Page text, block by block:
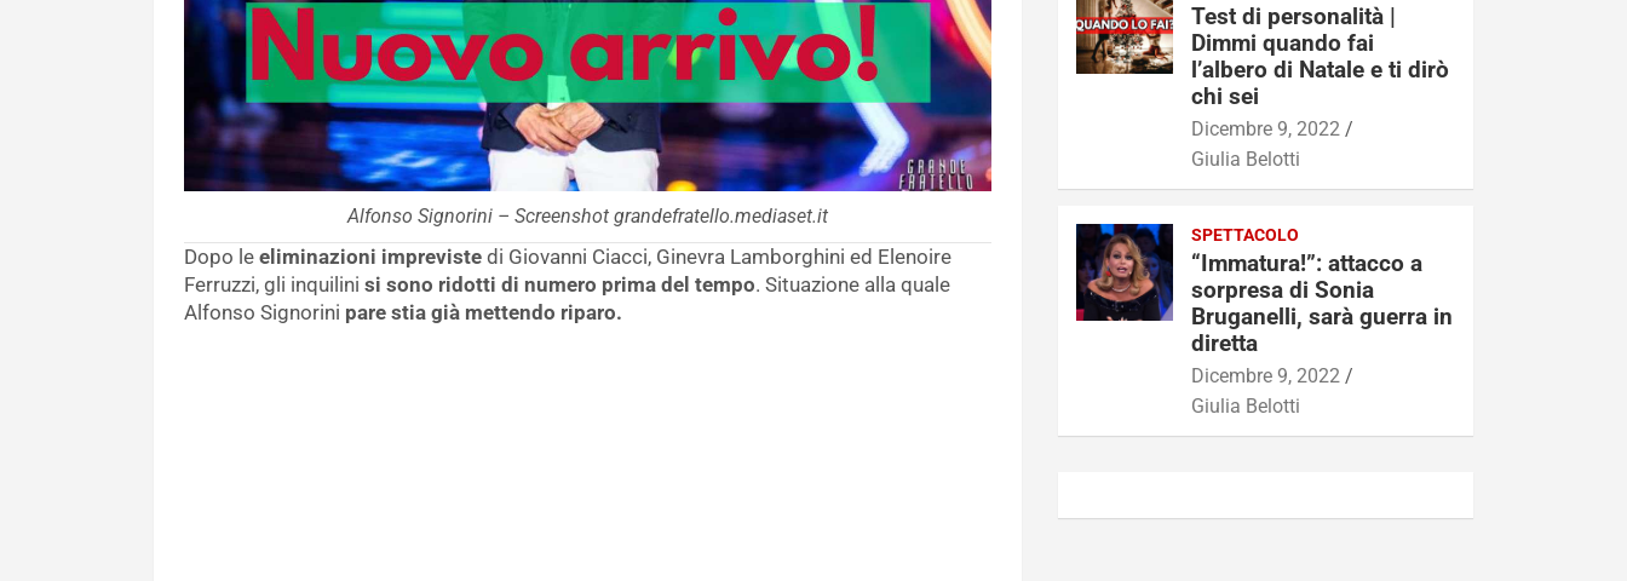
Alfonso Signorini – Screenshot grandefratello.mediaset.it
Dopo le eliminazioni impreviste di Giovanni Ciacci, Ginevra Lamborghini ed Elenoire
Ferruzzi, gli inquilini si sono ridotti di numero prima del tempo. Situazione alla quale
Alfonso Signorini pare stia già mettendo riparo.
Test di personalità |
Dimmi quando fai
l’albero di Natale e ti dirò
chi sei
Dicembre 9, 2022
Giulia Belotti
SPETTACOLO
“Immatura!”: attacco a
sorpresa di Sonia
Bruganelli, sarà guerra in
diretta
Dicembre 9, 2022
Giulia Belotti